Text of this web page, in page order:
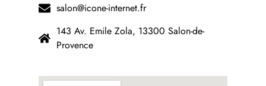
salon@icone-internet.fr
143 Av. Emile Zola, 13300 Salon-de-
Provence